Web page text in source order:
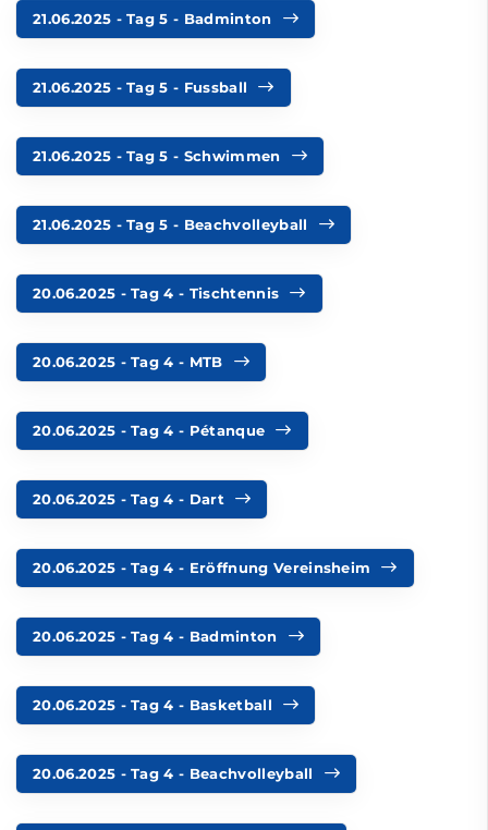
21.06.2025 - Tag 5 - Badminton
21.06.2025 - Tag 5 - Fussball
21.06.2025 - Tag 5 - Schwimmen
21.06.2025 - Tag 5 - Beachvolleyball
20.06.2025 - Tag 4 - Tischtennis
20.06.2025 - Tag 4 - MTB
20.06.2025 - Tag 4 - Pétanque
20.06.2025 - Tag 4 - Dart
20.06.2025 - Tag 4 - Eröffnung Vereinsheim
20.06.2025 - Tag 4 - Badminton
20.06.2025 - Tag 4 - Basketball
20.06.2025 - Tag 4 - Beachvolleyball